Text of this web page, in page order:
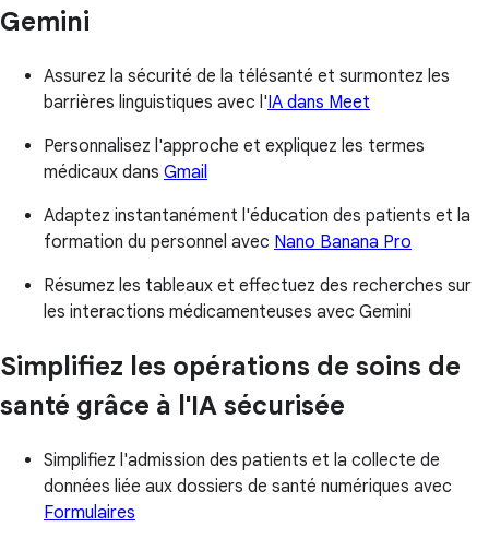
Gemini
Assurez la sécurité de la télésanté et surmontez les
barrières linguistiques avec l'IA dans Meet
Personnalisez l'approche et expliquez les termes
médicaux dans Gmail
Adaptez instantanément l'éducation des patients et la
formation du personnel avec Nano Banana Pro
Résumez les tableaux et effectuez des recherches sur
les interactions médicamenteuses avec Gemini
Simplifiez les opérations de soins de
santé grâce à l'IA sécurisée
Simplifiez l'admission des patients et la collecte de
données liée aux dossiers de santé numériques avec
Formulaires